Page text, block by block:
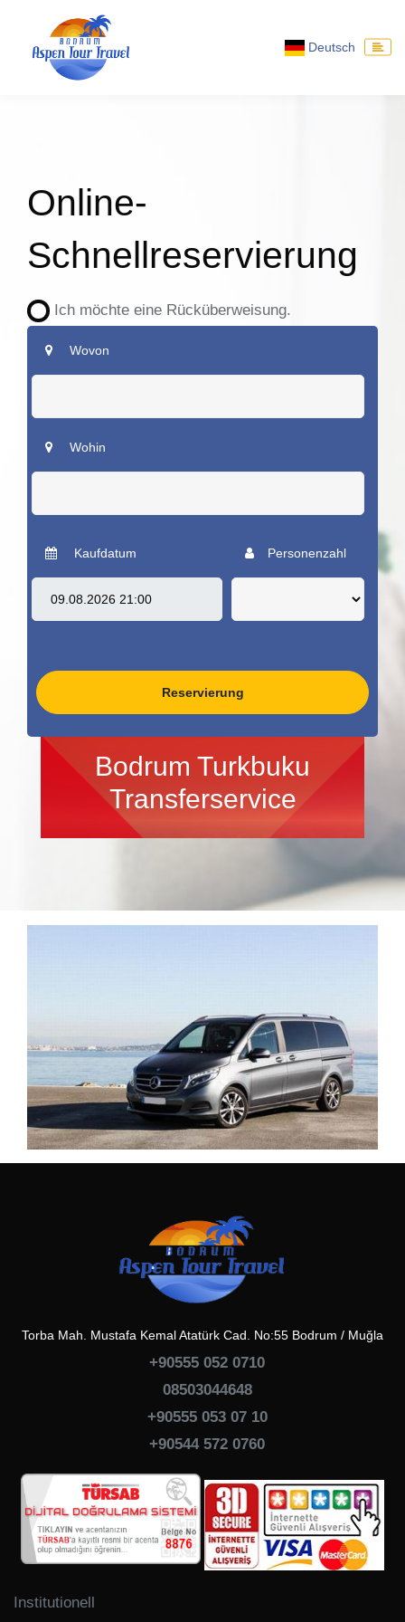
Deutsch
Online-
Schnellreservierung
Ich möchte eine Rücküberweisung.
Wovon
Wohin
Kaufdatum Personenzahl
Reservierung
Bodrum Turkbuku
Transferservice
Torba Mah. Mustafa Kemal Atatürk Cad. No:55 Bodrum / Muğla
+90555 052 0710
08503044648
+90555 053 07 10
+90544 572 0760
Institutionell